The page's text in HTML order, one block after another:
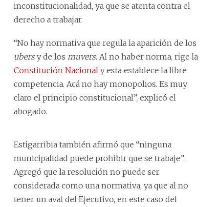
inconstitucionalidad, ya que se atenta contra el
derecho a trabajar.
“No hay normativa que regula la aparición de los
ubersy de los muvers. Al no haber norma, rige la
Constitución Nacional y esta establece la libre
competencia. Acá no hay monopolios. Es muy
claro el principio constitucional”, explicó el
abogado.
Estigarribia también afirmó que “ninguna
municipalidad puede prohibir que se trabaje”.
Agregó que la resolución no puede ser
considerada como una normativa, ya que al no
tener un aval del Ejecutivo, en este caso del